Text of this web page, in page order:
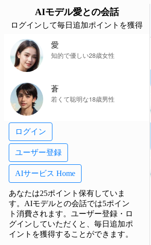
AIモデル愛との会話
ログインして毎日追加ポイントを獲得
愛
知的で優しい28歳女性
蒼
若くて聡明な18歳男性
ログイン
ユーザー登録
AIサービス Home
あなたは25ポイント保有していま
す。AIモデルとの会話では5ポイン
ト消費されます。 ユーザー登録・ロ
グインしていただくと、毎日追加ポ
イントを獲得することができます。